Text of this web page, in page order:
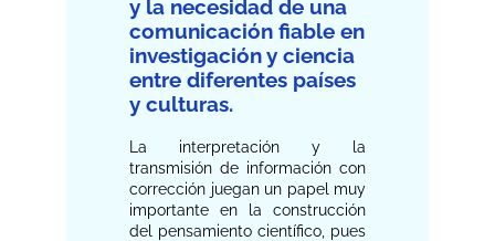
y la necesidad de una
comunicación fiable en
investigación y ciencia
entre diferentes países
y culturas.
La interpretación y la
transmisión de información con
corrección juegan un papel muy
importante en la construcción
del pensamiento científico, pues